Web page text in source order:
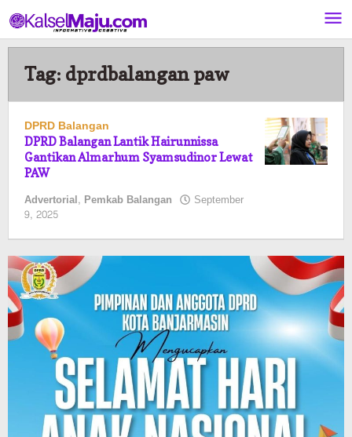
ke
konten
Tag: dprdbalangan paw
DPRD Balangan
DPRD Balangan Lantik Hairunnissa
Gantikan Almarhum Syamsudinor Lewat
PAW
Advertorial, Pemkab Balangan September
9, 2025